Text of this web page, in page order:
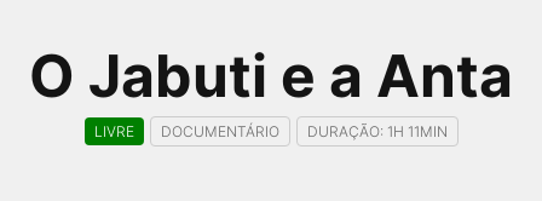
O Jabuti e a Anta
LIVRE DOCUMENTÁRIO DURAÇÃO: 1H 11MIN